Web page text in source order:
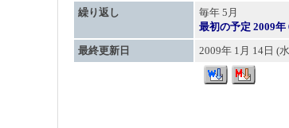
繰り返し
毎年 5月
最初の予定 2009年
最終更新日
2009年 1月 14日 (